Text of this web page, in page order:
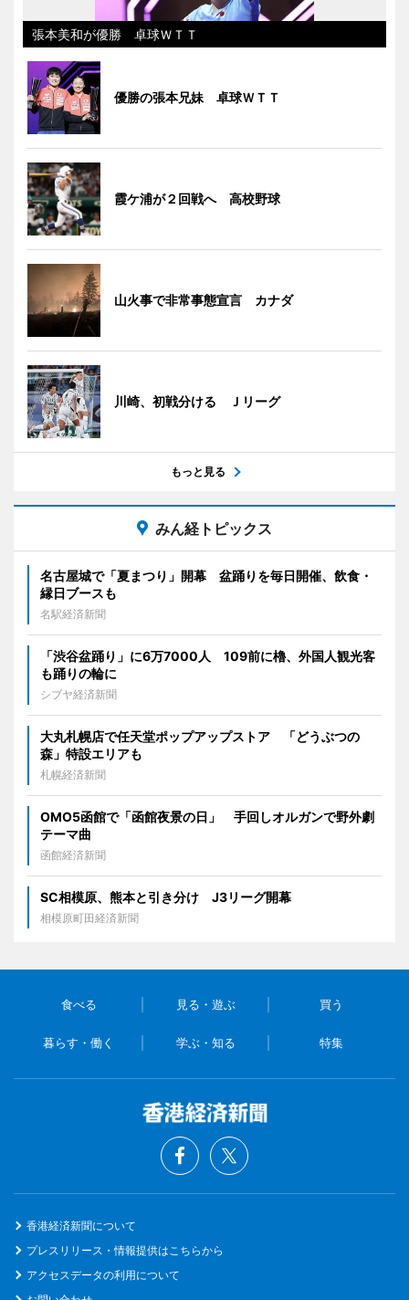
張本美和が優勝 卓球ＷＴＴ
優勝の張本兄妹 卓球ＷＴＴ
霞ケ浦が２回戦へ 高校野球
山火事で非常事態宣言 カナダ
川崎、初戦分ける Ｊリーグ
もっと見る
みん経トピックス
名古屋城で「夏まつり」開幕 盆踊りを毎日開催、飲食・
縁日ブースも
名駅経済新聞
「渋谷盆踊り」に6万7000人 109前に櫓、外国人観光客
も踊りの輪に
シブヤ経済新聞
大丸札幌店で任天堂ポップアップストア 「どうぶつの
森」特設エリアも
札幌経済新聞
OMO5函館で「函館夜景の日」 手回しオルガンで野外劇
テーマ曲
函館経済新聞
SC相模原、熊本と引き分け J3リーグ開幕
相模原町田経済新聞
食べる 見る・遊ぶ 買う
暮らす・働く 学ぶ・知る 特集
香港経済新聞について
プレスリリース・情報提供はこちらから
アクセスデータの利用について